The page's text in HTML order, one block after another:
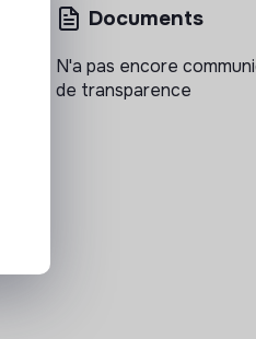
Documents
N'a pas encore
de transparence